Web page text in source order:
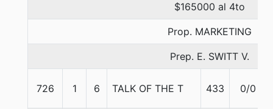
$165000 al 4to
Prop. MARKETING
Prep. E. SWITT V.
726 1 6 TALK OF THE T 433 0/0